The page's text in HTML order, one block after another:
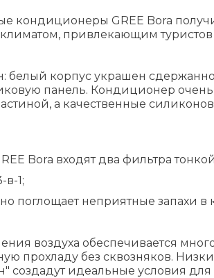
GREE Bora
привлекающим туристов
белый корпус украшен
панель. Кондиционер
а качественные
Bora входят два фильтра
1;
поглощает неприятные запахи в
воздуха обеспечивается
прохладу без сквозняков.
идеальные условия для